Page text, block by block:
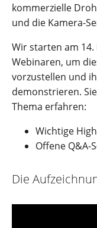
kommerzielle
und die Kamera-
Wir starten am
Webinaren, um
vorzustellen und
demonstrieren.
Thema erfahren:
Wichtige
Offene Q&A-
Die